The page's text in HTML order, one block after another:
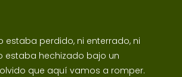
estaba perdido, ni enterrado, ni
estaba hechizado bajo un
que aquí vamos a romper.